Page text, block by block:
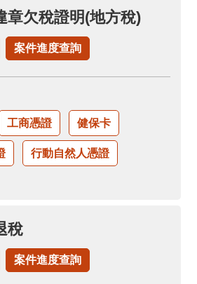
章欠稅證明(地方稅)
案件進度查詢
工商憑證 健保卡
行動自然人憑證
稅
案件進度查詢